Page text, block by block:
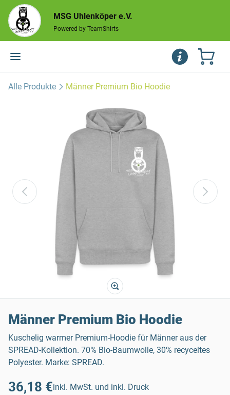
MSG Uhlenköper e.V.
Powered by TeamShirts
Alle Produkte Männer Premium Bio Hoodie
Männer Premium Bio Hoodie
Kuschelig warmer Premium-Hoodie für Männer aus der
SPREAD-Kollektion. 70% Bio-Baumwolle, 30% recyceltes
Polyester. Marke: SPREAD.
36,18 €inkl. MwSt. und inkl. Druck